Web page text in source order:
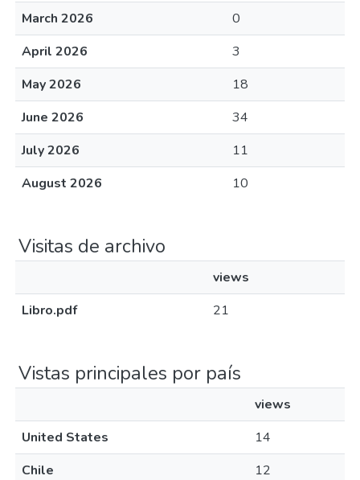
March 2026
0
April 2026
3
May 2026
18
June 2026
34
July 2026
11
August 2026
10
Visitas de archivo
views
Libro.pdf
21
Vistas principales por país
views
United States
14
Chile
12